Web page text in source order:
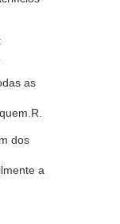
as
dos
a